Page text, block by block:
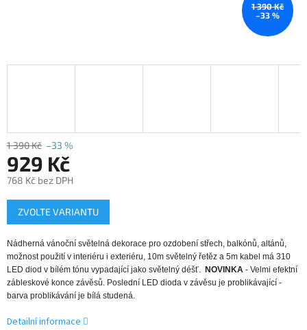
1 390 Kč
–33 %
1 390 Kč –33 %
929 Kč
768 Kč bez DPH
Měrná
cena:
ZVOLTE VARIANTU
Nádherná vánoční světelná dekorace pro ozdobení střech, balkónů, altánů,
možnost použití v interiéru i exteriéru, 10m světelný řetěz a 5m kabel má 310
LED diod v bílém tónu vypadající jako světelný déšť. NOVINKA - Velmi efektní
zábleskové konce závěsů. Poslední LED dioda v závěsu je problikávající -
barva problikávání je bílá studená.
Detailní informace